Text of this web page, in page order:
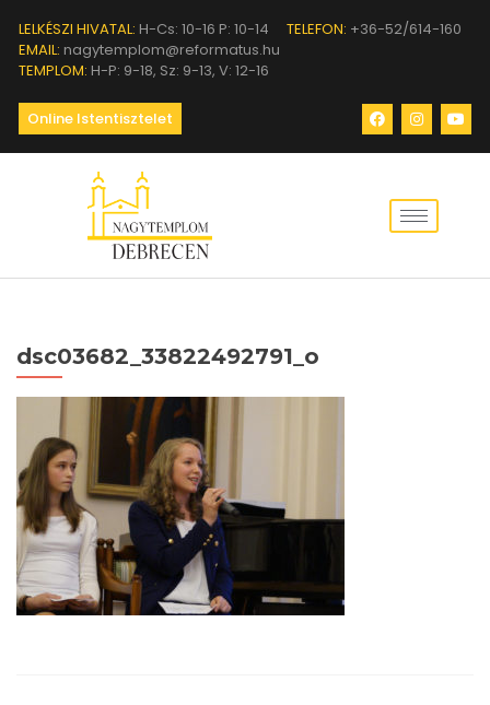
LELKÉSZI HIVATAL: H-Cs: 10-16 P: 10-14 TELEFON: +36-52/614-160
EMAIL: nagytemplom@reformatus.hu
TEMPLOM: H-P: 9-18, Sz: 9-13, V: 12-16
Online Istentisztelet
dsc03682_33822492791_o